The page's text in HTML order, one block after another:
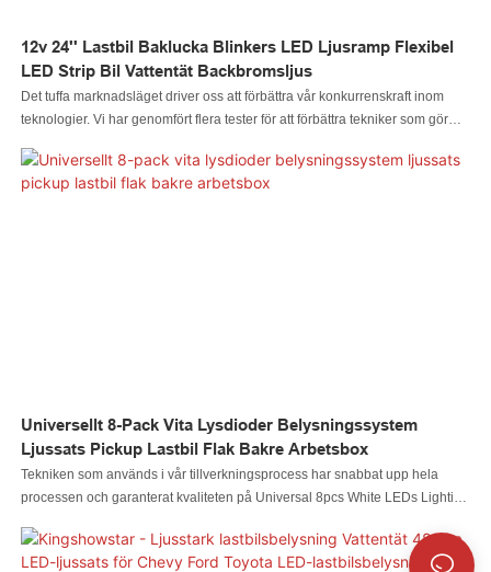
12v 24'' Lastbil Baklucka Blinkers LED Ljusramp Flexibel
LED Strip Bil Vattentät Backbromsljus
Det tuffa marknadsläget driver oss att förbättra vår konkurrenskraft inom
teknologier. Vi har genomfört flera tester för att förbättra tekniker som gör
perfekt för tillämpningsområdet/områdena för bilbelysningssystem.
Universellt 8-Pack Vita Lysdioder Belysningssystem
Ljussats Pickup Lastbil Flak Bakre Arbetsbox
Tekniken som används i vår tillverkningsprocess har snabbat upp hela
processen och garanterat kvaliteten på Universal 8pcs White LEDs Lighting
användbar inom användningsområdet för bilbelysningssystem.